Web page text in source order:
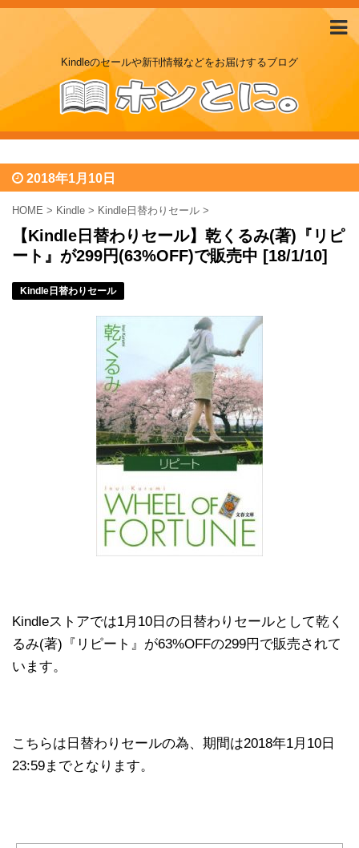
Kindleのセールや新刊情報などをお届けするブログ
2018年1月10日
HOME > Kindle > Kindle日替わりセール >
【Kindle日替わりセール】乾くるみ(著)『リピ
ート』が299円(63%OFF)で販売中 [18/1/10]
Kindle日替わりセール
Kindleストアでは1月10日の日替わりセールとして乾く
るみ(著)『リピート』が63%OFFの299円で販売されて
います。
こちらは日替わりセールの為、期間は2018年1月10日
23:59までとなります。